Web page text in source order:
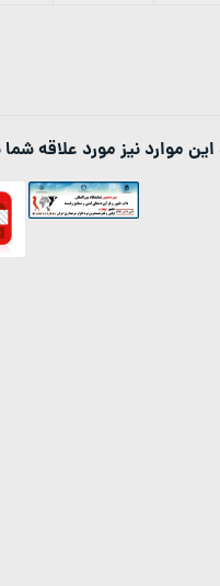
موارد نیز مورد علاقه